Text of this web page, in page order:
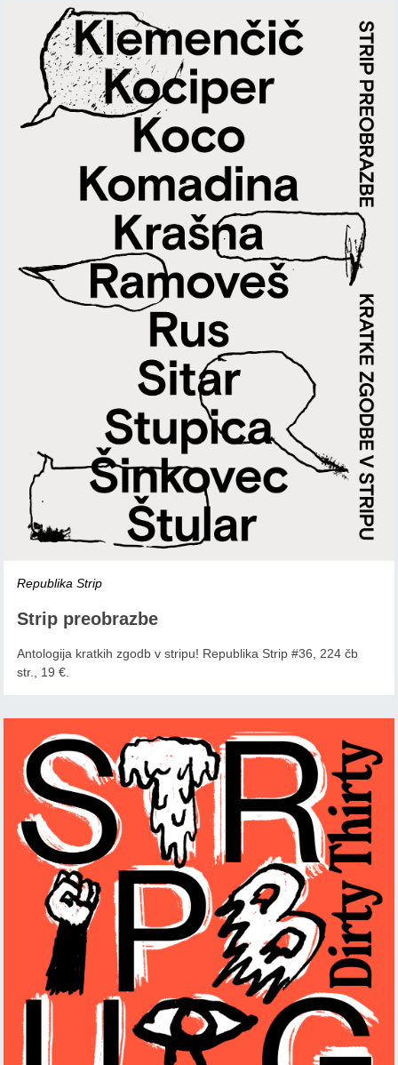
Republika Strip
Strip preobrazbe
Antologija kratkih zgodb v stripu! Republika Strip #36, 224 čb
str., 19 €.